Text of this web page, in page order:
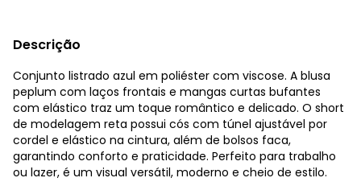
Descrição
Conjunto listrado azul em poliéster com viscose. A blusa
peplum com laços frontais e mangas curtas bufantes
com elástico traz um toque romântico e delicado. O short
de modelagem reta possui cós com túnel ajustável por
cordel e elástico na cintura, além de bolsos faca,
garantindo conforto e praticidade. Perfeito para trabalho
ou lazer, é um visual versátil, moderno e cheio de estilo.